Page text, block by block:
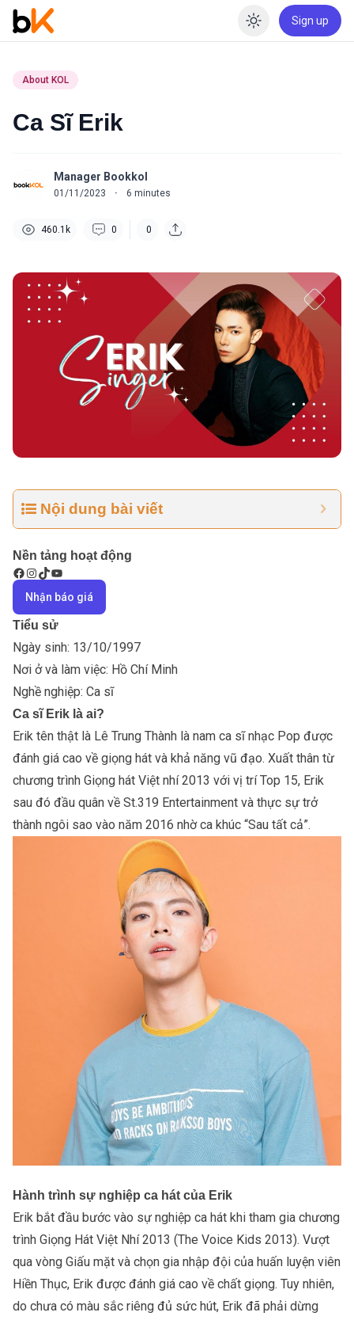
Enable
Sign up
About KOL
Ca Sĩ Erik
Manager Bookkol
01/11/2023 · 6 minutes
460.1k 0 0
Nội dung bài viết
Nền tảng hoạt động
Nhận báo giá
Tiểu sử
Ngày sinh: 13/10/1997
Nơi ở và làm việc: Hồ Chí Minh
Nghề nghiệp: Ca sĩ
Ca sĩ Erik là ai?
Erik tên thật là Lê Trung Thành là nam ca sĩ nhạc Pop được
đánh giá cao về giọng hát và khả năng vũ đạo. Xuất thân từ
chương trình Giọng hát Việt nhí 2013 với vị trí Top 15, Erik
sau đó đầu quân về St.319 Entertainment và thực sự trở
thành ngôi sao vào năm 2016 nhờ ca khúc “Sau tất cả”.
Hành trình sự nghiệp ca hát của Erik
Erik bắt đầu bước vào sự nghiệp ca hát khi tham gia chương
trình Giọng Hát Việt Nhí 2013 (The Voice Kids 2013). Vượt
qua vòng Giấu mặt và chọn gia nhập đội của huấn luyện viên
Hiền Thục, Erik được đánh giá cao về chất giọng. Tuy nhiên,
do chưa có màu sắc riêng đủ sức hút, Erik đã phải dừng